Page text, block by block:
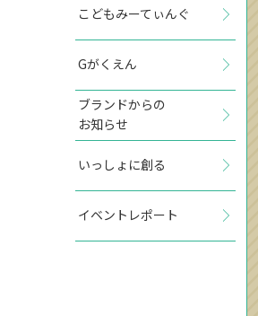
こどもみーてぃんぐ
Gがくえん
ブランドからの
お知らせ
いっしょに創る
イベントレポート